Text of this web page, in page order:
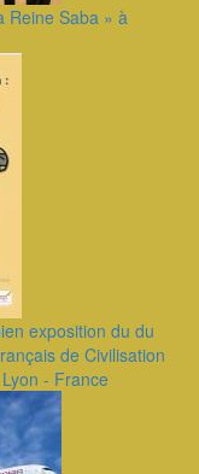
Reine Saba » à
exposition du du
de Civilisation
- France